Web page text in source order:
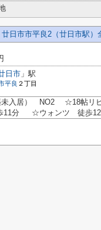
廿日市市平良2（廿日市駅
日市 」駅
平良 ２丁目
未入居） NO2 ☆18帖リ
分 ☆ウォンツ 徒歩12